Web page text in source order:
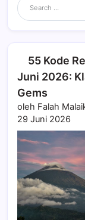
55 Kode
Juni 2026:
Gems
oleh Falah
29 Juni 2026